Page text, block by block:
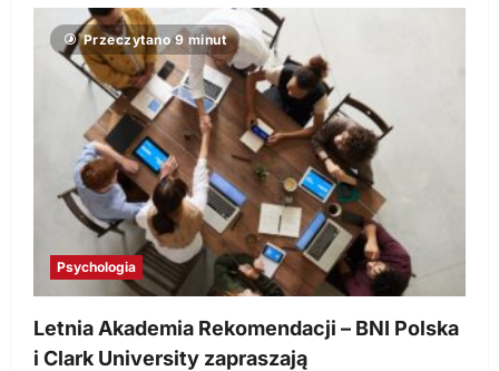
o
Mowa
jest
srebrem,
a
…
słuchanie
złotem
Przeczytano 9 minut
Psychologia
Letnia Akademia Rekomendacji – BNI Polska
i Clark University zapraszają